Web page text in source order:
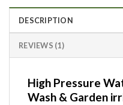
DESCRIPTION
REVIEWS (1)
High Pressure
Wash & Garden